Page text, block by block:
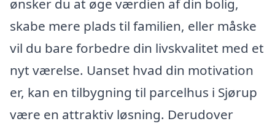
ønsker du at øge værdien af din bolig,
skabe mere plads til familien, eller måske
vil du bare forbedre din livskvalitet med et
nyt værelse. Uanset hvad din motivation
er, kan en tilbygning til parcelhus i Sjørup
være en attraktiv løsning. Derudover